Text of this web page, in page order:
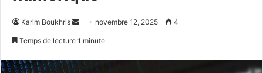
Karim Boukhris
Envoyernovembre 12, 2025 4
Temps de lecture 1 minute